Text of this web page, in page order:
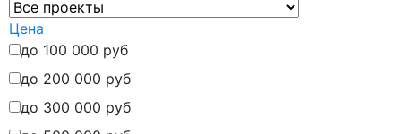
Цена
до 100 000 руб
до 200 000 руб
до 300 000 руб